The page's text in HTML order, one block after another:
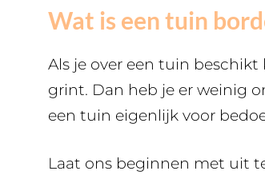
Wat is een tuin
Als je over een tuin
grint. Dan heb je er weinig
een tuin eigenlijk voor
Laat ons beginnen met uit